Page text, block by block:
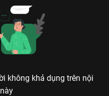
không khả dụng trên nội